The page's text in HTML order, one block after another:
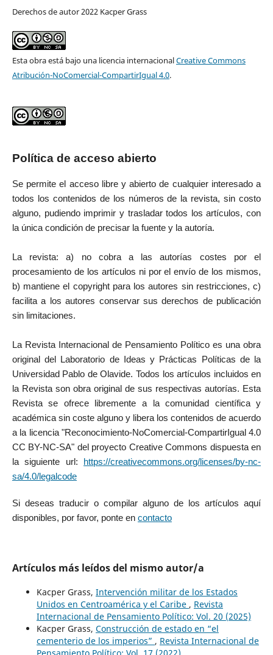
Derechos de autor 2022 Kacper Grass
Esta obra está bajo una licencia internacionalCreative Commons
Atribución-NoComercial-CompartirIgual 4.0.
Política de acceso abierto
Se permite el acceso libre y abierto de cualquier interesado a
todos los contenidos de los números de la revista, sin costo
alguno, pudiendo imprimir y trasladar todos los artículos, con
la única condición de precisar la fuente y la autoría.
La revista: a) no cobra a las autorías costes por el
procesamiento de los artículos ni por el envío de los mismos,
b) mantiene el copyright para los autores sin restricciones, c)
facilita a los autores conservar sus derechos de publicación
sin limitaciones.
La Revista Internacional de Pensamiento Político es una obra
original del Laboratorio de Ideas y Prácticas Políticas de la
Universidad Pablo de Olavide. Todos los artículos incluidos en
la Revista son obra original de sus respectivas autorías. Esta
Revista se ofrece libremente a la comunidad científica y
académica sin coste alguno y libera los contenidos de acuerdo
a la licencia "Reconocimiento-NoComercial-CompartirIgual 4.0
CC BY-NC-SA" del proyecto Creative Commons dispuesta en
la siguiente url:
https://creativecommons.org/licenses/by-nc-
sa/4.0/legalcode
Si deseas traducir o compilar alguno de los artículos aquí
disponibles, por favor, ponte en contacto
Artículos más leídos del mismo autor/a
Kacper Grass, Intervención militar de los Estados
Unidos en Centroamérica y el Caribe , Revista
Internacional de Pensamiento Político: Vol. 20 (2025)
Kacper Grass, Construcción de estado en “el
cementerio de los imperios” , Revista Internacional de